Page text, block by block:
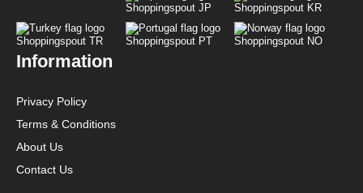
Shoppingspout JP Shoppingspout KR
Shoppingspout TR Shoppingspout PT Shoppingspout NO
Information
Privacy Policy
Terms & Conditions
About Us
Contact Us